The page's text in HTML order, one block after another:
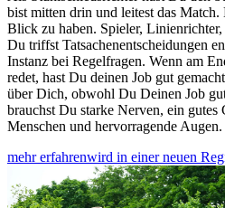
bist mitten drin und leitest das
Blick zu haben. Spieler,
Du triffst Tatsachenentscheidungen
Instanz bei Regelfragen. Wenn am
redet, hast Du deinen Job gut
über Dich, obwohl Du Deinen Job
brauchst Du starke Nerven, ein
Menschen und hervorragende Augen.
mehr erfahrenwird in einer neuen